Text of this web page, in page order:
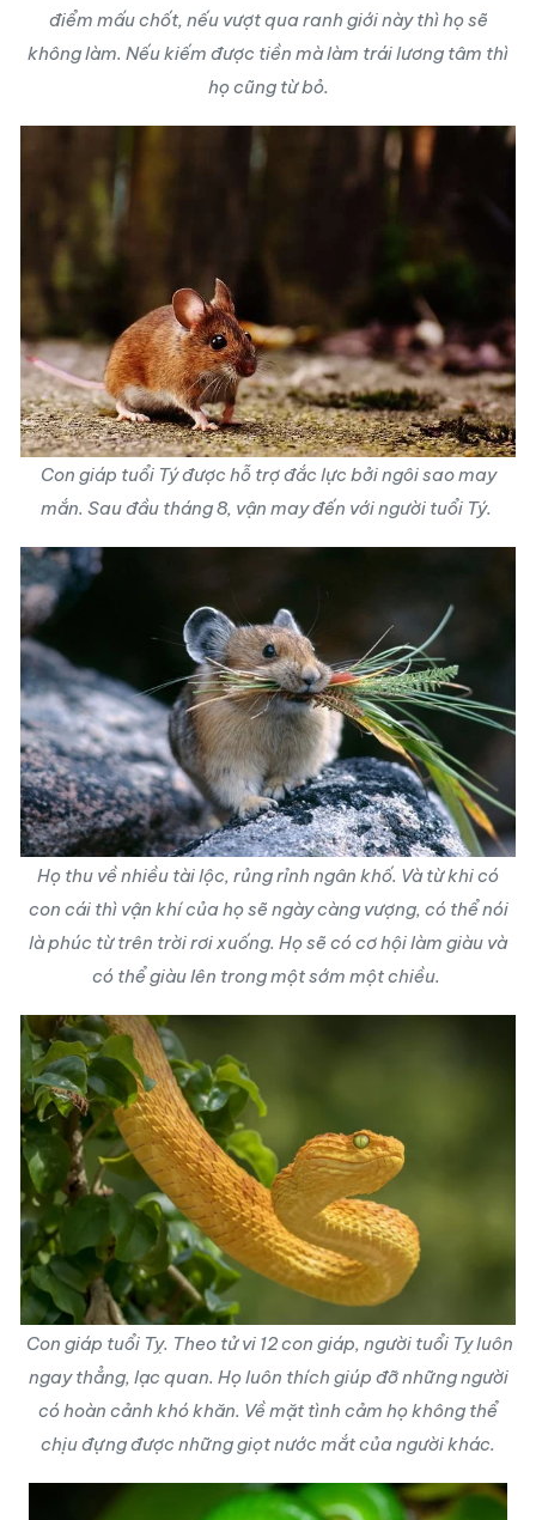
điểm mấu chốt, nếu vượt qua ranh giới này thì họ sẽ
không làm. Nếu kiếm được tiền mà làm trái lương tâm thì
họ cũng từ bỏ.
Con giáp tuổi Tý được hỗ trợ đắc lực bởi ngôi sao may
mắn. Sau đầu tháng 8, vận may đến với người tuổi Tý.
Họ thu về nhiều tài lộc, rủng rỉnh ngân khố. Và từ khi có
con cái thì vận khí của họ sẽ ngày càng vượng, có thể nói
là phúc từ trên trời rơi xuống. Họ sẽ có cơ hội làm giàu và
có thể giàu lên trong một sớm một chiều.
Con giáp tuổi Tỵ. Theo tử vi 12 con giáp, người tuổi Tỵ luôn
ngay thẳng, lạc quan. Họ luôn thích giúp đỡ những người
có hoàn cảnh khó khăn. Về mặt tình cảm họ không thể
chịu đựng được những giọt nước mắt của người khác.